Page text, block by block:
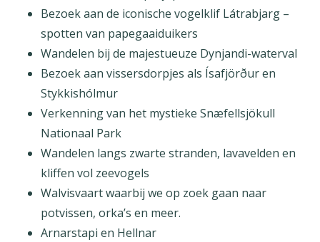
Bezoek aan de iconische vogelklif Látrabjarg –
spotten van papegaaiduikers
Wandelen bij de majestueuze Dynjandi-waterval
Bezoek aan vissersdorpjes als Ísafjörður en
Stykkishólmur
Verkenning van het mystieke Snæfellsjökull
Nationaal Park
Wandelen langs zwarte stranden, lavavelden en
kliffen vol zeevogels
Walvisvaart waarbij we op zoek gaan naar
potvissen, orka’s en meer.
Arnarstapi en Hellnar